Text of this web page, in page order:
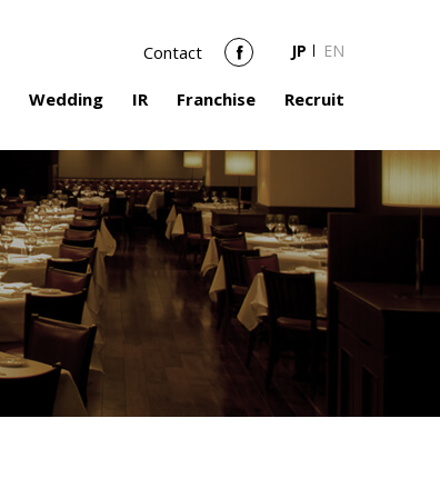
Wedding IR Franchise Recruit
Contact Facebook
JP EN